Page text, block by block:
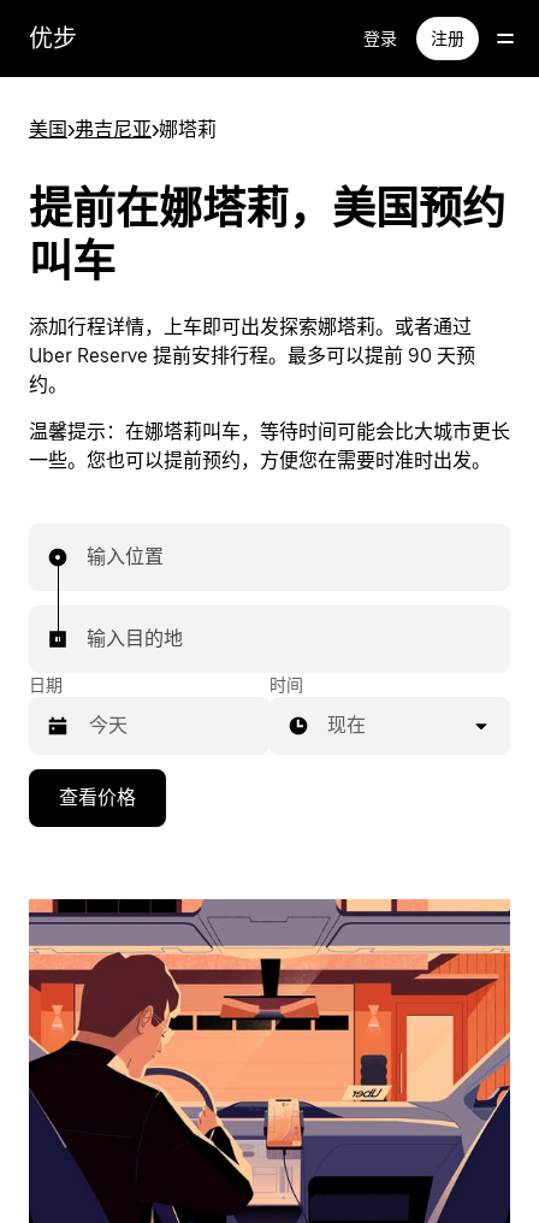
优步 登录 注册
美国>弗吉尼亚>娜塔莉
提前在娜塔莉，美国预约
叫车
添加行程详情，上车即可出发探索娜塔莉。或者通过
Uber Reserve 提前安排行程。最多可以提前 90 天预
约。
温馨提示： 在娜塔莉叫车，等待时间可能会比大城市更长
一些。您也可以提前预约，方便您在需要时准时出发。
输入位置
输入目的地
日期
向
头
浏
日
并
时间
现在
查看价格